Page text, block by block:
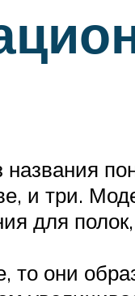
и три.
для
то они